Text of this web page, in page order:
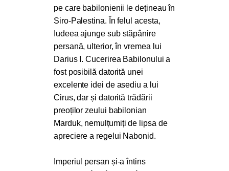
pe care babilonienii le dețineau în
Siro-Palestina. În felul acesta,
Iudeea ajunge sub stăpânire
persană, ulterior, în vremea lui
Darius I. Cucerirea Babilonului a
fost posibilă datorită unei
excelente idei de asediu a lui
Cirus, dar și datorită trădării
preoților zeului babilonian
Marduk, nemulțumiți de lipsa de
apreciere a regelui Nabonid.
Imperiul persan și-a întins